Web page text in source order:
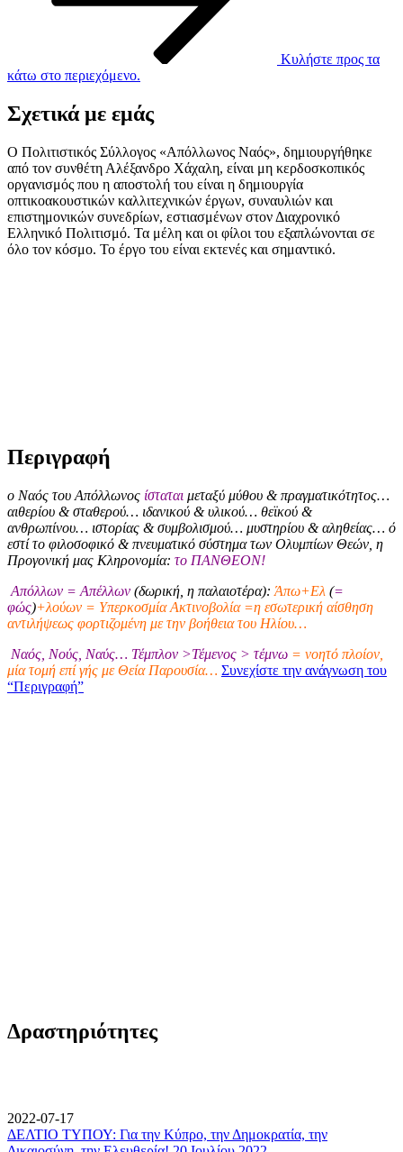
Κυλήστε προς τα
κάτω στο περιεχόμενο.
Σχετικά με εμάς
Ο Πολιτιστικός Σύλλογος «Απόλλωνος Ναός», δημιουργήθηκε
από τον συνθέτη Αλέξανδρο Χάχαλη, είναι μη κερδοσκοπικός
οργανισμός που η αποστολή του είναι η δημιουργία
οπτικοακουστικών καλλιτεχνικών έργων, συναυλιών και
επιστημονικών συνεδρίων, εστιασμένων στον Διαχρονικό
Ελληνικό Πολιτισμό. Τα μέλη και οι φίλοι του εξαπλώνονται σε
όλο τον κόσμο. Το έργο του είναι εκτενές και σημαντικό.
Περιγραφή
ο Ναός του Απόλλωνος ίσταται μεταξύ μύθου & πραγματικότητος…
αιθερίου & σταθερού… ιδανικού & υλικού… θεϊκού &
ανθρωπίνου… ιστορίας & συμβολισμού… μυστηρίου & αληθείας… ό
εστί το φιλοσοφικό & πνευματικό σύστημα των Ολυμπίων Θεών, η
Προγονική μας Κληρονομία: το ΠΑΝΘΕΟΝ!
Απόλλων = Απέλλων (δωρική, η παλαιοτέρα): Άπω+Ελ (=
φώς)+λούων = Υπερκοσμία Ακτινοβολία =η εσωτερική αίσθηση
αντιλήψεως φορτιζομένη με την βοήθεια του Ηλίου…
Ναός, Νούς, Ναύς… Τέμπλον >Τέμενος > τέμνω = νοητό πλοίον,
μία τομή επί γής με Θεία Παρουσία… Συνεχίστε την ανάγνωση του
“Περιγραφή”
Δραστηριότητες
2022-07-17
ΔΕΛΤΙΟ ΤΥΠΟΥ: Για την Κύπρο, την Δημοκρατία, την